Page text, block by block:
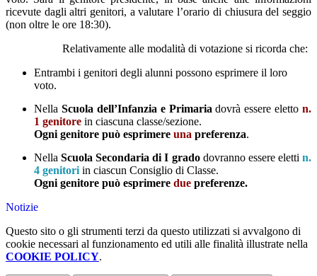
ricevute dagli altri genitori, a valutare l’orario di chiusura del seggio
(non oltre le ore 18:30).
Relativamente alle modalità di votazione si ricorda che:
Entrambi i genitori degli alunni possono esprimere il loro
voto.
Nella Scuola dell’Infanzia e Primaria dovrà essere eletto n.
1 genitore in ciascuna classe/sezione.
Ogni genitore può esprimere una preferenza.
NellaScuola Secondaria di I gradodovranno essere elettin.
4 genitori in ciascun Consiglio di Classe.
Ogni genitore può esprimere due preferenze.
Notizie
Questo sito o gli strumenti terzi da questo utilizzati si avvalgono di
cookie necessari al funzionamento ed utili alle finalità illustrate nella
COOKIE POLICY.